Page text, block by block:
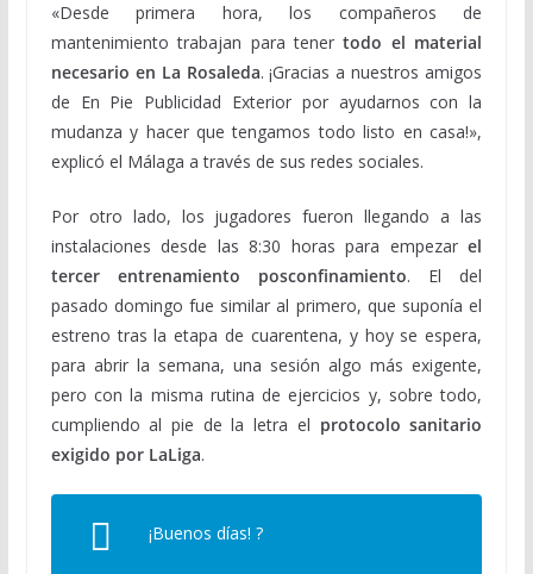
«Desde primera hora, los compañeros de
mantenimiento trabajan para tenertodo el material
necesario en La Rosaleda.¡Gracias a nuestros amigos
de En Pie Publicidad Exterior por ayudarnos con la
mudanza y hacer que tengamos todo listo en casa!»,
explicó el Málaga a través de sus redes sociales.
Por otro lado, los jugadores fueron llegando a las
instalaciones desde las 8:30 horas para empezarel
tercer entrenamiento posconfinamiento. El del
pasado domingo fue similar al primero, que suponía el
estreno tras la etapa de cuarentena, y hoy se espera,
para abrir la semana, una sesión algo más exigente,
pero con la misma rutina de ejercicios y, sobre todo,
cumpliendo al pie de la letra el protocolo sanitario
exigido por LaLiga.
¡Buenos días! ?